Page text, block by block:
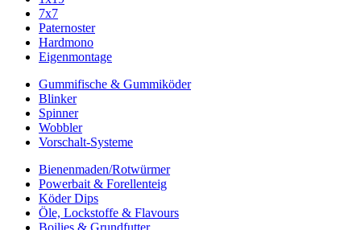
7x7
Paternoster
Hardmono
Eigenmontage
Gummifische & Gummiköder
Blinker
Spinner
Wobbler
Vorschalt-Systeme
Bienenmaden/Rotwürmer
Powerbait & Forellenteig
Köder Dips
Öle, Lockstoffe & Flavours
Boilies & Grundfutter